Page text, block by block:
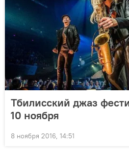
Тбилисский джаз
10 ноября
8 ноября 2016, 14:51